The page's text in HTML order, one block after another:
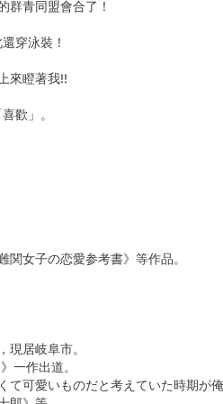
群青同盟會合了！
穿泳裝！
來瞪著我!!
歡」。
関女子の恋愛参考書》等作品。
現居岐阜市。
一作出道。
て可愛いものだと考えていた時期が